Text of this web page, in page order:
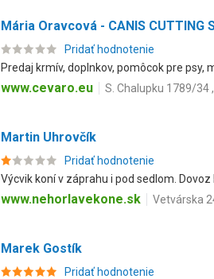
Mária Oravcová - CANIS CUTTING
Pridať hodnotenie
Predaj krmív, doplnkov, pomôcok pre psy,
www.cevaro.eu S. Chalupku 1789/34
Martin Uhrovčík
Pridať hodnotenie
Výcvik koní v záprahu i pod sedlom.
www.nehorlavekone.sk Vetvárska
Marek Gostík
Pridať hodnotenie